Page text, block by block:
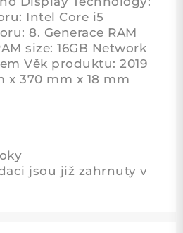
Intel Core i5
8. Generace RAM
size: 16GB Network
Věk produktu: 2019
x 370 mm x 18 mm
jsou již zahrnuty v